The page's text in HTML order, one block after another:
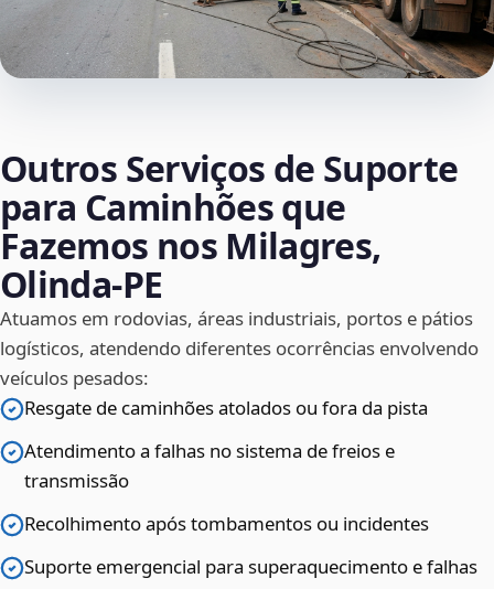
Outros Serviços de Suporte
para Caminhões que
Fazemos nos Milagres,
Olinda‑PE
Atuamos em rodovias, áreas industriais, portos e pátios
logísticos, atendendo diferentes ocorrências envolvendo
veículos pesados:
Resgate de caminhões atolados ou fora da pista
Atendimento a falhas no sistema de freios e
transmissão
Recolhimento após tombamentos ou incidentes
Suporte emergencial para superaquecimento e falhas